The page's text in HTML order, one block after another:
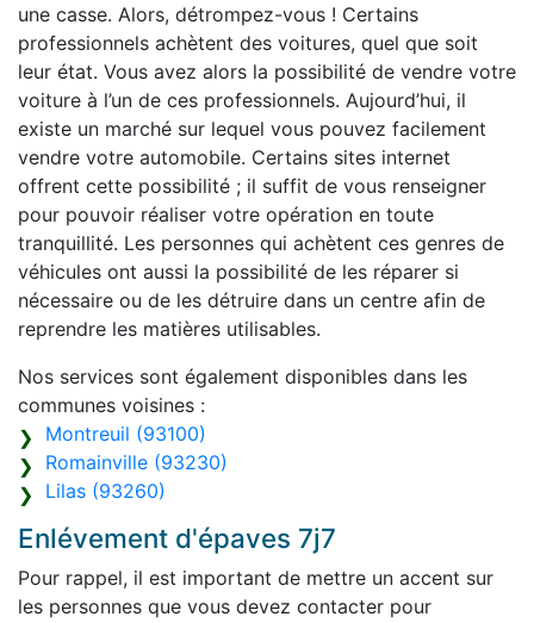
une casse. Alors, détrompez-vous ! Certains
professionnels achètent des voitures, quel que soit
leur état. Vous avez alors la possibilité de vendre votre
voiture à l’un de ces professionnels. Aujourd’hui, il
existe un marché sur lequel vous pouvez facilement
vendre votre automobile. Certains sites internet
offrent cette possibilité ; il suffit de vous renseigner
pour pouvoir réaliser votre opération en toute
tranquillité. Les personnes qui achètent ces genres de
véhicules ont aussi la possibilité de les réparer si
nécessaire ou de les détruire dans un centre afin de
reprendre les matières utilisables.
Nos services sont également disponibles dans les
communes voisines :
Montreuil (93100)
Romainville (93230)
Lilas (93260)
Enlévement d'épaves 7j7
Pour rappel, il est important de mettre un accent sur
les personnes que vous devez contacter pour